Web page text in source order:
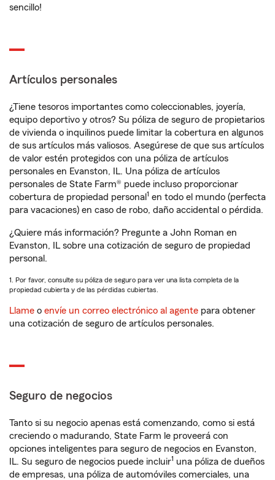
sencillo!
Artículos personales
¿Tiene tesoros importantes como coleccionables, joyería,
equipo deportivo y otros? Su póliza de seguro de propietarios
de vivienda o inquilinos puede limitar la cobertura en algunos
de sus artículos más valiosos. Asegúrese de que sus artículos
de valor estén protegidos con una póliza de artículos
personales en Evanston, IL. Una póliza de artículos
personales de State Farm® puede incluso proporcionar
cobertura de propiedad personal 1 en todo el mundo (perfecta
para vacaciones) en caso de robo, daño accidental o pérdida.
¿Quiere más información? Pregunte a John Roman en
Evanston, IL sobre una cotización de seguro de propiedad
personal.
1. Por favor, consulte su póliza de seguro para ver una lista completa de la
propiedad cubierta y de las pérdidas cubiertas.
Llame o envíe un correo electrónico al agente para obtener
una cotización de seguro de artículos personales.
Seguro de negocios
Tanto si su negocio apenas está comenzando, como si está
creciendo o madurando, State Farm le proveerá con
opciones inteligentes para seguro de negocios en Evanston,
IL. Su seguro de negocios puede incluir1 una póliza de dueños
de empresas, una póliza de automóviles comerciales, una